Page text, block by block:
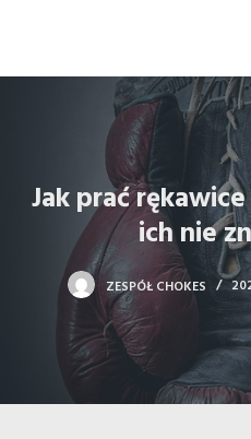
z
Jak prać
ich nie
ZESPÓŁ CHOKES